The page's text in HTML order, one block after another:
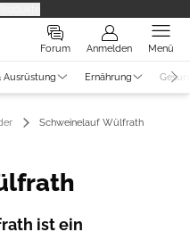
Forum Anmelden Menü
Ausrüstung Ernährung
Schweinelauf Wülfrath
ist ein